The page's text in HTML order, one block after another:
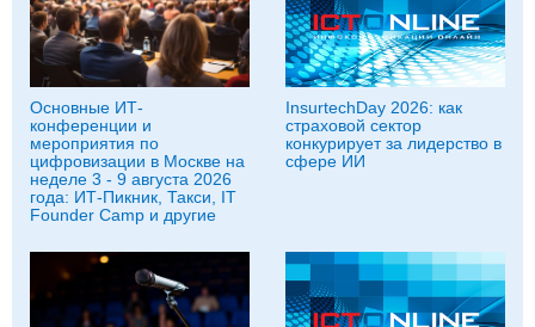
Основные ИТ-
конференции и
мероприятия по
цифровизации в Москве на
неделе 3 - 9 августа 2026
года: ИТ-Пикник, Такси, IT
Founder Camp и другие
InsurtechDay 2026: как
страховой сектор
конкурирует за лидерство в
сфере ИИ